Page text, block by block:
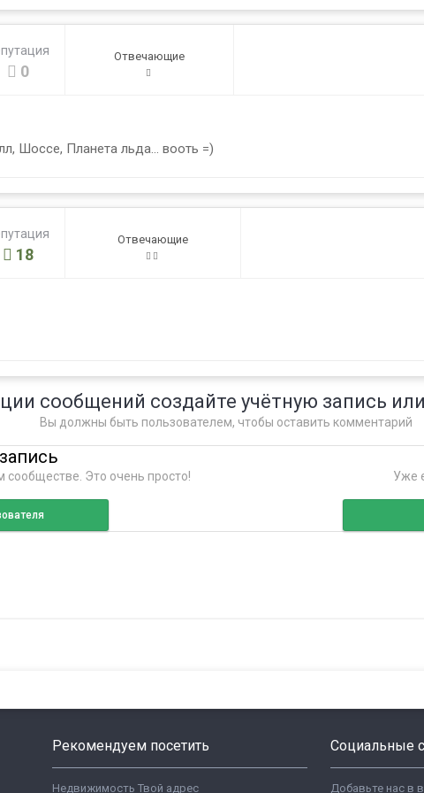
0
Отвечающие
Шоссе, Планета льда... вооть =)
18
Отвечающие
сообщений создайте учётную запись
Вы должны быть пользователем, чтобы оставить комментарий
сообществе. Это очень просто! Уже
Рекомендуем посетить
Недвижимость Твой адрес
Социальные
Добавьте нас в